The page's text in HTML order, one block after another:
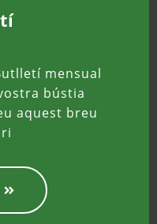
mensual
bústia
aquest breu